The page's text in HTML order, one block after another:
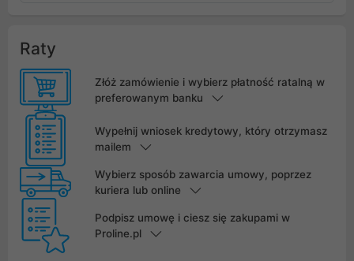
Raty
Złóż zamówienie i wybierz płatność ratalną w
preferowanym banku
Wypełnij wniosek kredytowy, który otrzymasz
mailem
Wybierz sposób zawarcia umowy, poprzez
kuriera lub online
Podpisz umowę i ciesz się zakupami w
Proline.pl